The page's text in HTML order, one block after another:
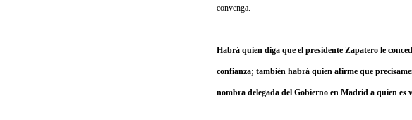
convenga.
Habrá quien diga que el presidente Zapatero le
confianza; también habrá quien afirme que
nombra delegada del Gobierno en Madrid a quien es